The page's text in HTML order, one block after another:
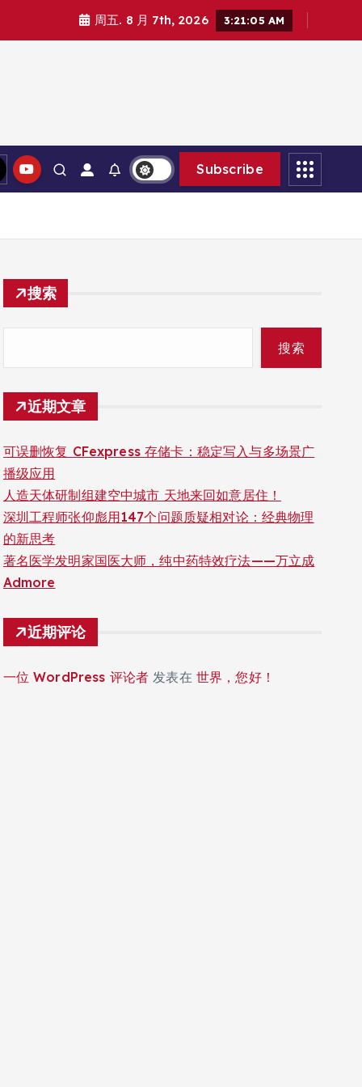
周五. 8 月 7th, 2026 3:21:05 AM
Subscribe
搜索
搜索
近期文章
可误删恢复 CFexpress 存储卡：稳定写入与多场景广
播级应用
人造天体研制组建空中城市 天地来回如意居住！
深圳工程师张仰彪用147个问题质疑相对论：经典物理
的新思考
著名医学发明家国医大师，纯中药特效疗法——万立成
Admore
近期评论
一位 WordPress 评论者 发表在 世界，您好！